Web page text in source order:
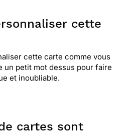
cette
cette carte comme vous
un petit mot dessus pour faire
et inoubliable.
cartes sont